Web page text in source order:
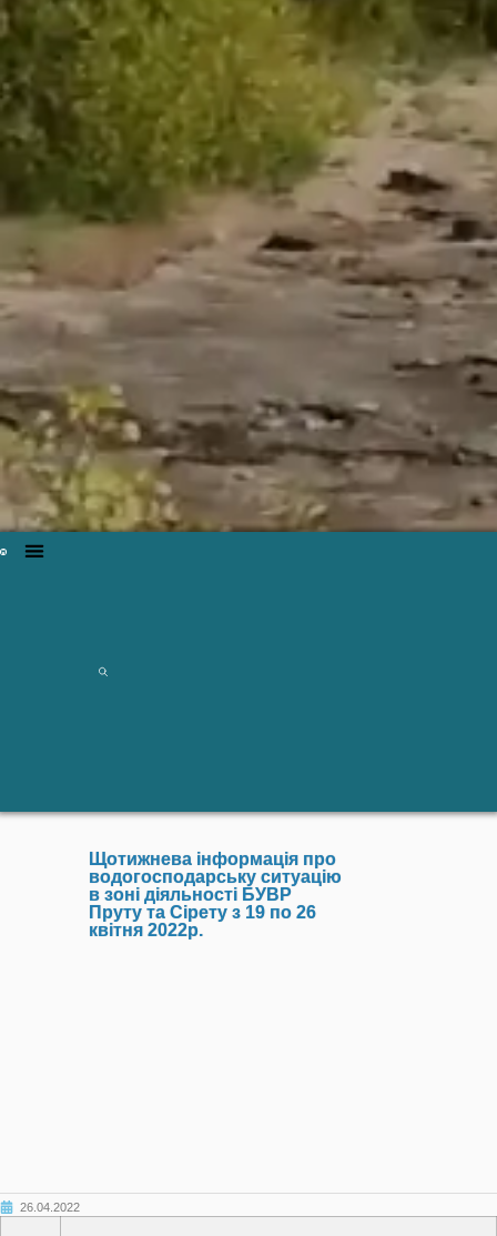
Щотижнева інформація про
водогосподарську ситуацію
в зоні діяльності БУВР
Пруту та Сірету з 19 по 26
квітня 2022р.
26.04.2022